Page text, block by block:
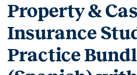
Property &
Insurance
Practice